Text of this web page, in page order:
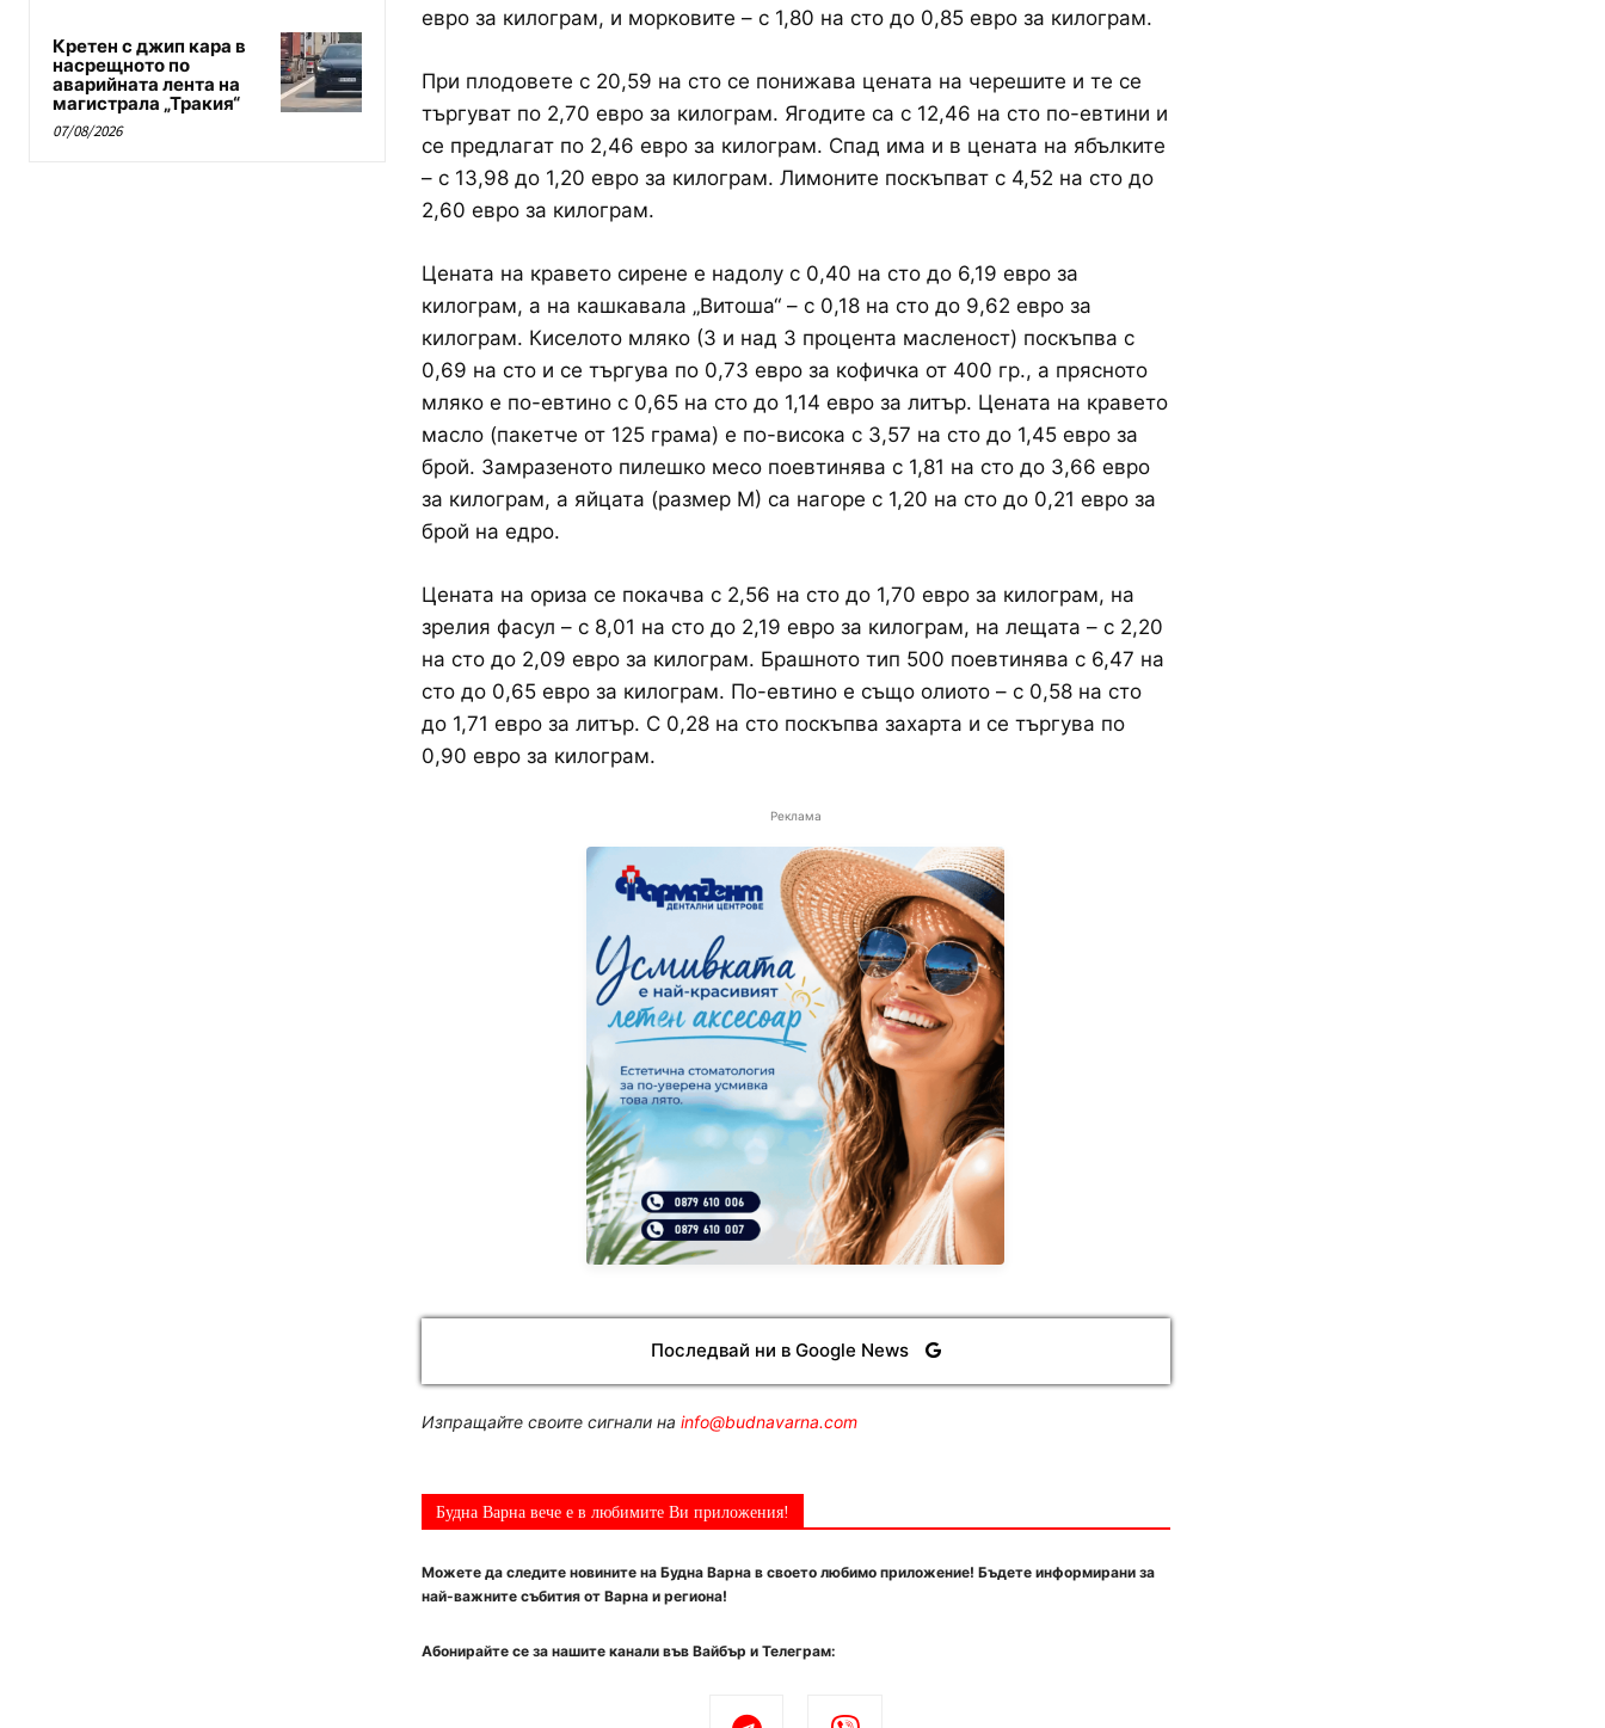
Кретен с джип кара в
насрещното по
аварийната лента на
магистрала „Тракия“
07/08/2026
евро за килограм, и морковите – с 1,80 на сто до 0,85 евро за килограм.
При плодовете с 20,59 на сто се понижава цената на черешите и те се
търгуват по 2,70 евро за килограм. Ягодите са с 12,46 на сто по-евтини и
се предлагат по 2,46 евро за килограм. Спад има и в цената на ябълките
– с 13,98 до 1,20 евро за килограм. Лимоните поскъпват с 4,52 на сто до
2,60 евро за килограм.
Цената на кравето сирене е надолу с 0,40 на сто до 6,19 евро за
килограм, а на кашкавала „Витоша“ – с 0,18 на сто до 9,62 евро за
килограм. Киселото мляко (3 и над 3 процента масленост) поскъпва с
0,69 на сто и се търгува по 0,73 евро за кофичка от 400 гр., а прясното
мляко е по-евтино с 0,65 на сто до 1,14 евро за литър. Цената на кравето
масло (пакетче от 125 грама) е по-висока с 3,57 на сто до 1,45 евро за
брой. Замразеното пилешко месо поевтинява с 1,81 на сто до 3,66 евро
за килограм, а яйцата (размер М) са нагоре с 1,20 на сто до 0,21 евро за
брой на едро.
Цената на ориза се покачва с 2,56 на сто до 1,70 евро за килограм, на
зрелия фасул – с 8,01 на сто до 2,19 евро за килограм, на лещата – с 2,20
на сто до 2,09 евро за килограм. Брашното тип 500 поевтинява с 6,47 на
сто до 0,65 евро за килограм. По-евтино е също олиото – с 0,58 на сто
до 1,71 евро за литър. С 0,28 на сто поскъпва захарта и се търгува по
0,90 евро за килограм.
Реклама
Последвай ни в Google News
Изпращайте своите сигнали на info@budnavarna.com
Будна Варна вече е в любимите Ви приложения!
Можете да следите новините на Будна Варна в своето любимо приложение! Бъдете информирани за
най-важните събития от Варна и региона!
Абонирайте се за нашите канали във Вайбър и Телеграм: